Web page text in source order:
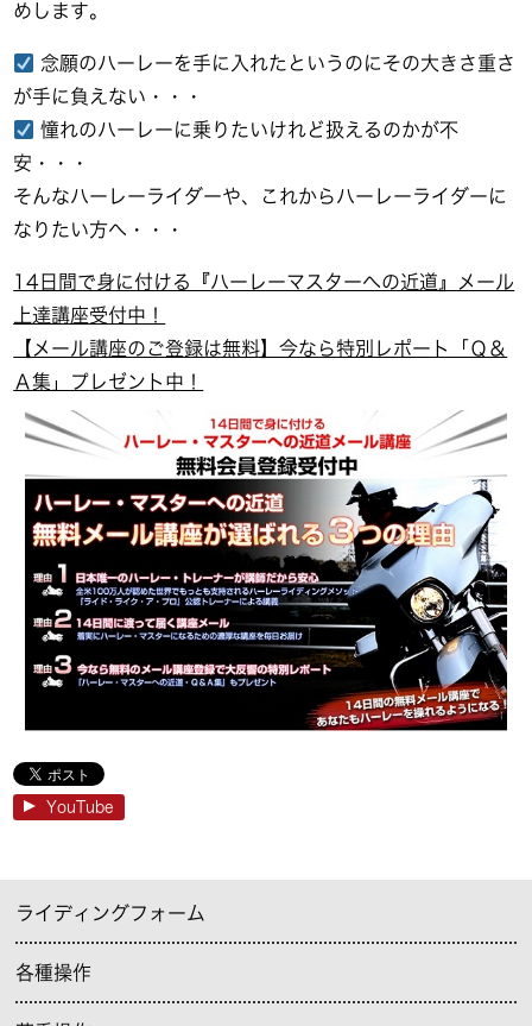
めします。
念願のハーレーを手に入れたというのにその大きさ重さ
が手に負えない・・・
憧れのハーレーに乗りたいけれど扱えるのかが不
安・・・
そんなハーレーライダーや、これからハーレーライダーに
なりたい方へ・・・
14日間で身に付ける『ハーレーマスターへの近道』メール
上達講座受付中！
【メール講座のご登録は無料】今なら特別レポート「Ｑ＆
Ａ集」プレゼント中！
YouTube
ライディングフォーム
各種操作